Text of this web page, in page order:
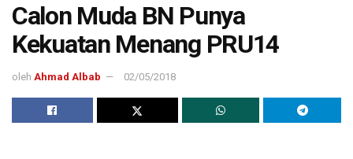
Calon Muda BN Punya
Kekuatan Menang PRU14
oleh Ahmad Albab 02/05/2018